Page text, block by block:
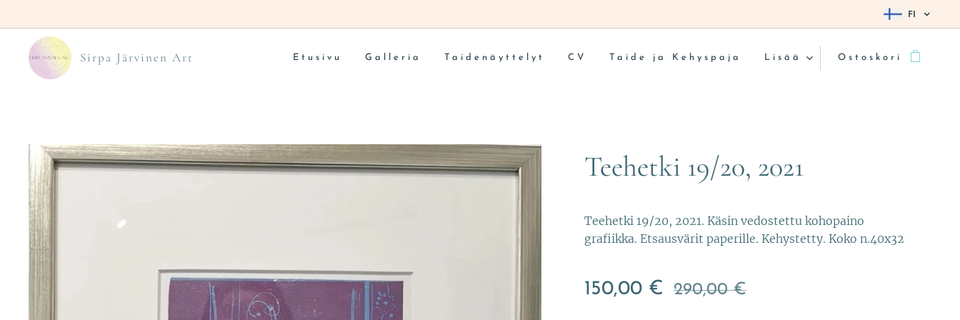
FI
Sirpa Järvinen Art Etusivu Galleria Taidenäyttelyt CV Taide ja Kehyspaja Lisää Ostoskori
Teehetki 19/20, 2021
Teehetki 19/20, 2021. Käsin vedostettu kohopaino
grafiikka. Etsausvärit paperille. Kehystetty. Koko n.40x32
150,00 € 290,00€